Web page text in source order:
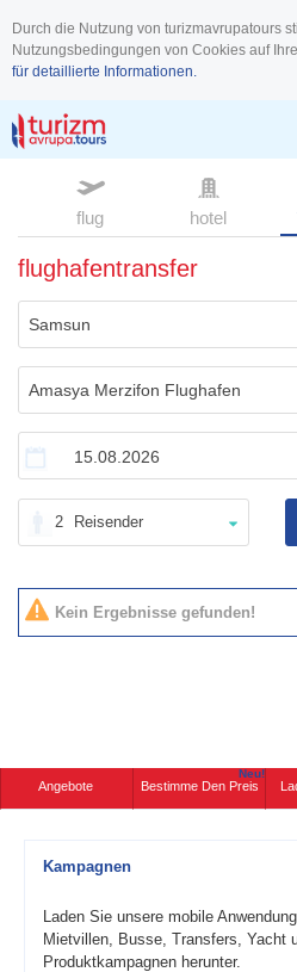
Durch die Nutzung von turizmavrupatours
Nutzungsbedingungen von Cookies auf
für detaillierte Informationen.
flug hotel
flughafentransfer
2 Reisender
Kein Ergebnisse gefunden!
Angebote Bestimme Den Preis
Neu!
Kampagnen
Laden Sie unsere mobile
Mietvillen, Busse, Transfers, Yacht
Produktkampagnen herunter.